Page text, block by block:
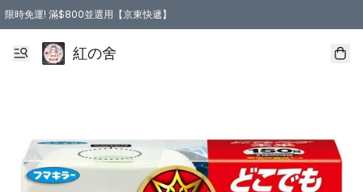
限時免運! 滿$800並選用【京東快遞】
紅の舍